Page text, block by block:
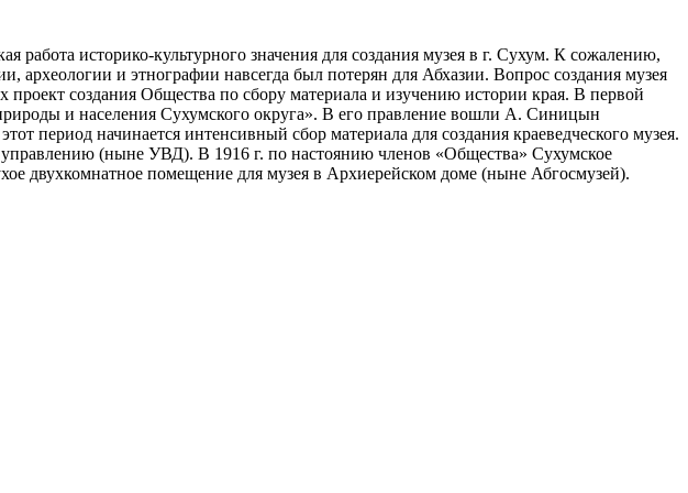
работа историко-культурного значения для создания музея в г. Сухум. К сожалению,
археологии и этнографии навсегда был потерян для Абхазии. Вопрос создания музея
создания Общества по сбору материала и изучению истории края. В первой
и населения Сухумского округа». В его правление вошли А. Синицын
период начинается интенсивный сбор материала для создания краеведческого музея.
(ныне УВД). В 1916 г. по настоянию членов «Общества» Сухумское
двухкомнатное помещение для музея в Архиерейском доме (ныне Абгосмузей).